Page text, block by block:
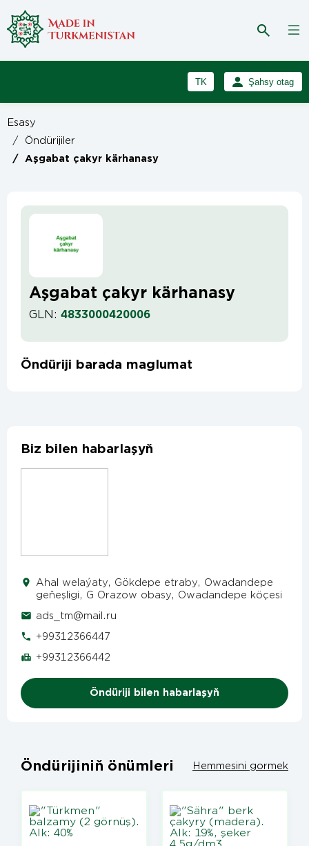
TK
RU
Şahsy otag
Esasy
/
Öndürijiler
/ Aşgabat çakyr kärhanasy
Aşgabat çakyr kärhanasy
GLN: 4833000420006
Öndüriji barada maglumat
Biz bilen habarlaşyň
Ahal welaýaty, Gökdepe etraby, Owadandepe
geňeşligi, G Orazow obasy, Owadandepe köçesi
ads_tm@mail.ru
+99312366447
+99312366442
Öndüriji bilen habarlaşyň
Öndürijiniň önümleri Hemmesini gormek